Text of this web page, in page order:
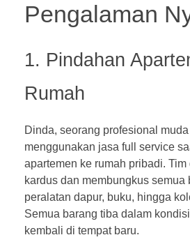
Pengalaman
1. Pindahan
Rumah
Dinda, seorang profesional
menggunakan jasa full service
apartemen ke rumah pribadi.
kardus dan membungkus semua
peralatan dapur, buku, hingga
Semua barang tiba dalam
kembali di tempat baru.